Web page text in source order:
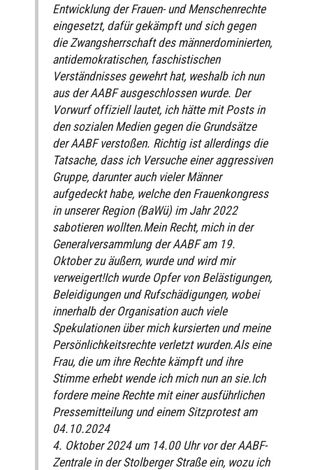
Entwicklung der Frauen- und Menschenrechte
eingesetzt, dafür gekämpft und sich gegen
die Zwangsherrschaft des männerdominierten,
antidemokratischen, faschistischen
Verständnisses gewehrt hat, weshalb ich nun
aus der AABF ausgeschlossen wurde. Der
Vorwurf offiziell lautet, ich hätte mit Posts in
den sozialen Medien gegen die Grundsätze
der AABF verstoßen. Richtig ist allerdings die
Tatsache, dass ich Versuche einer aggressiven
Gruppe, darunter auch vieler Männer
aufgedeckt habe, welche den Frauenkongress
in unserer Region (BaWü) im Jahr 2022
sabotieren wollten.Mein Recht, mich in der
Generalversammlung der AABF am 19.
Oktober zu äußern, wurde und wird mir
verweigert!Ich wurde Opfer von Belästigungen,
Beleidigungen und Rufschädigungen, wobei
innerhalb der Organisation auch viele
Spekulationen über mich kursierten und meine
Persönlichkeitsrechte verletzt wurden.Als eine
Frau, die um ihre Rechte kämpft und ihre
Stimme erhebt wende ich mich nun an sie.Ich
fordere meine Rechte mit einer ausführlichen
Pressemitteilung und einem Sitzprotest am
04.10.2024
4. Oktober 2024 um 14.00 Uhr vor der AABF-
Zentrale in der Stolberger Straße ein, wozu ich